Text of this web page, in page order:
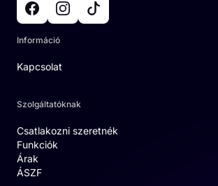
Információ
Kapcsolat
Szolgáltatóknak
Csatlakozni szeretnék
Funkciók
Árak
ÁSZF